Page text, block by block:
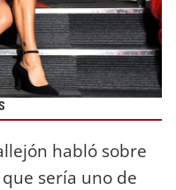
habló sobre
sería uno de